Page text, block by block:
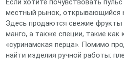
Если хотите почувствовать
местный рынок, открывающийся
Здесь продаются свежие фрукты
манго, а также специи, такие как
«суринамская перца». Помимо
найти изделия ручной работы: